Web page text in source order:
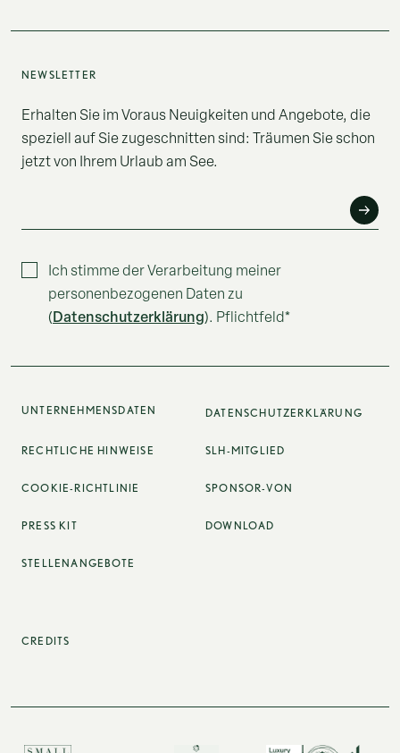
NEWSLETTER
Erhalten Sie im Voraus Neuigkeiten und Angebote, die
speziell auf Sie zugeschnitten sind: Träumen Sie schon
jetzt von Ihrem Urlaub am See.
Ich stimme der Verarbeitung meiner
personenbezogenen Daten zu
(Datenschutzerklärung). Pflichtfeld*
UNTERNEHMENSDATEN DATENSCHUTZERKLÄRUNG
RECHTLICHE HINWEISE SLH-MITGLIED
COOKIE-RICHTLINIE SPONSOR-VON
PRESS KIT DOWNLOAD
STELLENANGEBOTE
CREDITS